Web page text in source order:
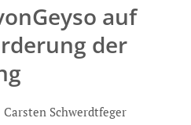
auf
der
Carsten Schwerdtfeger